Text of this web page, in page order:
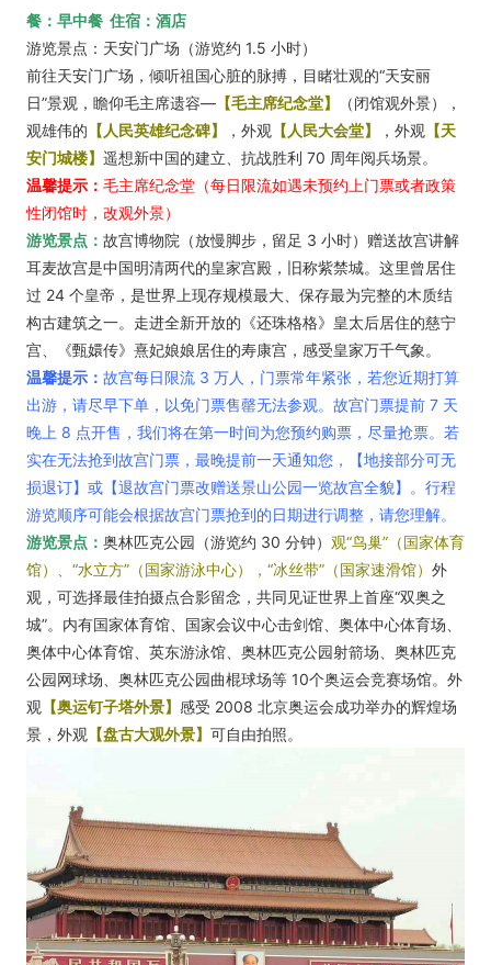
餐：早中餐 住宿：酒店
游览景点：天安门广场（游览约 1.5 小时）
前往天安门广场，倾听祖国心脏的脉搏，目睹壮观的“天安丽
日”景观，瞻仰毛主席遗容— 【毛主席纪念堂】
（闭馆观外景），
观雄伟的 【人民英雄纪念碑】 ，外观 【人民大会堂】 ，外观 【天
安门城楼】 遥想新中国的建立、抗战胜利 70 周年阅兵场景。
温馨提示： 毛主席纪念堂（每日限流如遇未预约上门票或者政策
性闭馆时，改观外景）
游览景点： 故宫博物院（放慢脚步，留足 3 小时）赠送故宫讲解
耳麦故宫是中国明清两代的皇家宫殿，旧称紫禁城。这里曾居住
过 24 个皇帝，是世界上现存规模最大、保存最为完整的木质结
构古建筑之一。走进全新开放的《还珠格格》皇太后居住的慈宁
宫、《甄嬛传》熹妃娘娘居住的寿康宫，感受皇家万千气象。
温馨提示： 故宫每日限流 3 万人，门票常年紧张，若您近期打算
出游，请尽早下单，以免门票售罄无法参观。故宫门票提前 7 天
晚上 8 点开售，我们将在第一时间为您预约购票，尽量抢票。若
实在无法抢到故宫门票，最晚提前一天通知您，【地接部分可无
损退订】或【退故宫门票改赠送景山公园一览故宫全貌】。行程
游览顺序可能会根据故宫门票抢到的日期进行调整，请您理解。
游览景点： 奥林匹克公园（游览约 30 分钟） 观“鸟巢”（国家体育
馆）、“水立方”（国家游泳中心），“冰丝带”（国家速滑馆） 外
观，可选择最佳拍摄点合影留念，共同见证世界上首座“双奥之
城”。内有国家体育馆、国家会议中心击剑馆、奥体中心体育场、
奥体中心体育馆、英东游泳馆、奥林匹克公园射箭场、奥林匹克
公园网球场、奥林匹克公园曲棍球场等 10个奥运会竞赛场馆。外
观 【奥运钉子塔外景】 感受 2008 北京奥运会成功举办的辉煌场
景，外观 【盘古大观外景】 可自由拍照。